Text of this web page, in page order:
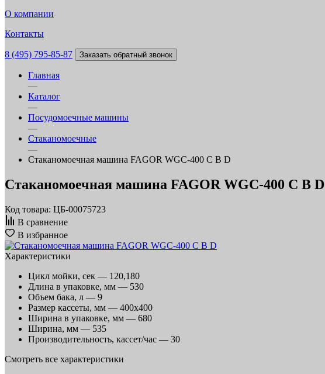
О компании
Контакты
8 (495) 795-85-87 Заказать обратный звонок
Главная
—
Каталог
—
Посудомоечные машины
—
Стаканомоечные
—
Стаканомоечная машина FAGOR WGC-400 C B D
Стаканомоечная машина FAGOR WGC-400 C B D
Код товара: ЦБ-00075723
В сравнение
В избранное
Характеристики
Цикл мойки, сек — 120,180
Длина в упаковке, мм — 530
Объем бака, л — 9
Размер кассеты, мм — 400х400
Ширина в упаковке, мм — 680
Ширина, мм — 535
Производительность, кассет/час — 30
Смотреть все характеристики